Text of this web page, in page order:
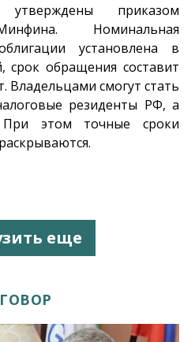
приказом
Номинальная
установлена в
срок обращения составит
Владельцами смогут стать
резиденты РФ, а
При этом точные сроки
еще